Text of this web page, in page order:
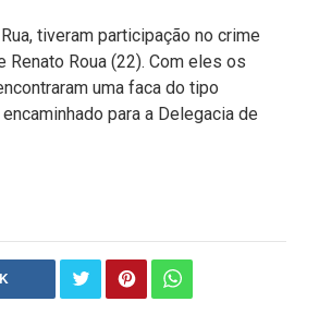
tiveram participação no crime
Renato Roua (22). Com eles os
uma faca do tipo
para a Delegacia de